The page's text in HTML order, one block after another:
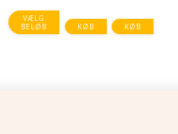
VÆLG
BELØB
KØB KØB
var:
er: